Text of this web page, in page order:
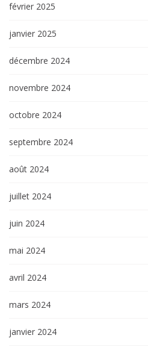
février 2025
janvier 2025
décembre 2024
novembre 2024
octobre 2024
septembre 2024
août 2024
juillet 2024
juin 2024
mai 2024
avril 2024
mars 2024
janvier 2024